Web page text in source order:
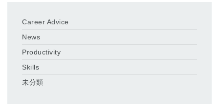
Career Advice
News
Productivity
Skills
未分類